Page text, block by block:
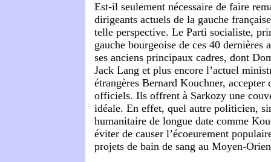
Est-il seulement nécessaire de faire
dirigeants actuels de la gauche
telle perspective. Le Parti socialiste,
gauche bourgeoise de ces 40 dernières
ses anciens principaux cadres, dont
Jack Lang et plus encore l’actuel
étrangères Bernard Kouchner, accepter
officiels. Ils offrent à Sarkozy une
idéale. En effet, quel autre politicien,
humanitaire de longue date comme
éviter de causer l’écoeurement
projets de bain de sang au Moyen-